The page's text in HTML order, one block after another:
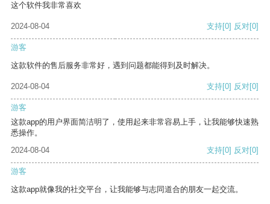
这个软件我非常喜欢
2024-08-04 支持[0] 反对[0]
游客
这款软件的售后服务非常好，遇到问题都能得到及时解决。
2024-08-04 支持[0] 反对[0]
游客
这款app的用户界面简洁明了，使用起来非常容易上手，让我能够快速熟
悉操作。
2024-08-04
支持[0] 反对[0]
游客
这款app就像我的社交平台，让我能够与志同道合的朋友一起交流。